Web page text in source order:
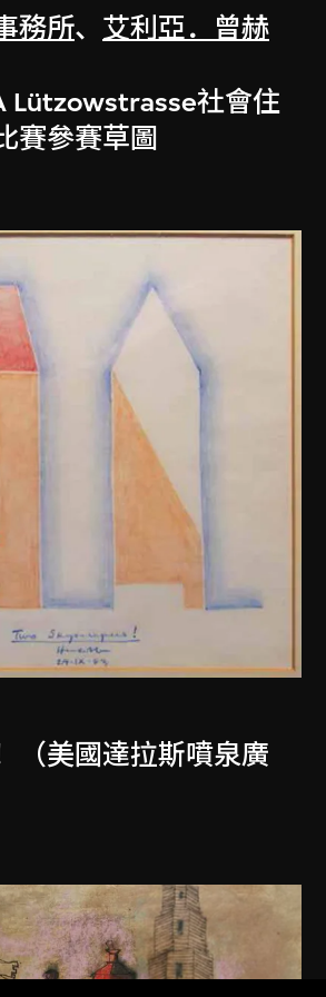
務所、 艾利亞．曾赫
Lützowstrasse社會住
賽參賽草圖
（美國達拉斯噴泉廣